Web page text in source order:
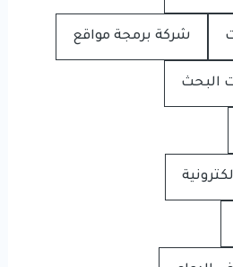
شركة برمجة مواقع
البحث